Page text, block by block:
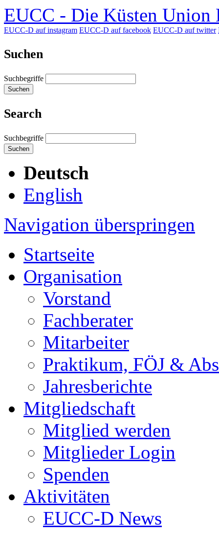
EUCC - Die Küsten Union
EUCC-D auf instagram EUCC-D auf facebook EUCC-D auf twitter
Suchen
Suchbegriffe
Suchen
Search
Suchbegriffe
Suchen
Deutsch
English
Navigation überspringen
Startseite
Organisation
Vorstand
Fachberater
Mitarbeiter
Praktikum, FÖJ &
Jahresberichte
Mitgliedschaft
Mitglied werden
Mitglieder Login
Spenden
Aktivitäten
EUCC-D News